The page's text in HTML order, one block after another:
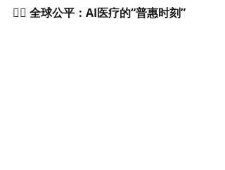
👩‍⚕️ 全球公平：AI医疗的“普惠时刻”